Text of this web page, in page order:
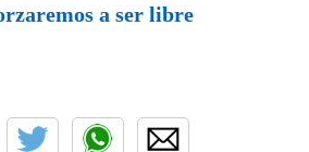
a ser libre